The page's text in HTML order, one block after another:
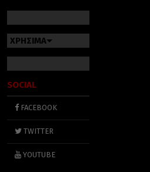
ΧΡΗΣΙΜΑ
SOCIAL
FACEBOOK
TWITTER
YOUTUBE